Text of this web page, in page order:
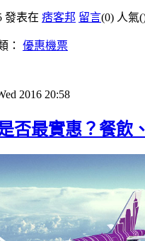
發表在 痞客邦 留言(0) 人氣(
： 優惠機票
2016 20:58
否最實惠？餐飲